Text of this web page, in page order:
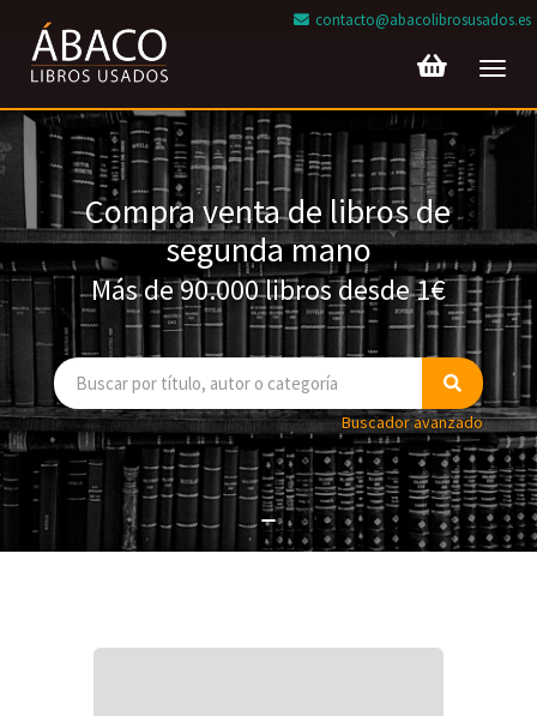
contacto@abacolibrosusados.es
Compra venta de libros de
segunda mano
Más de 90.000 libros desde 1€
Buscador avanzado